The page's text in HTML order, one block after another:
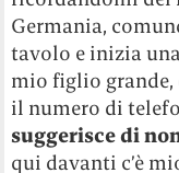
Germania,
tavolo e inizia
mio figlio grande,
il numero di
suggerisce di
qui davanti c’è